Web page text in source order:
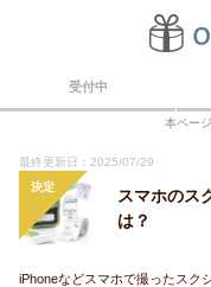
受付中
本ペー
最終更新日：2025/07/29
決定
スマホのス
は？
iPhoneなどスマホで撮ったスク